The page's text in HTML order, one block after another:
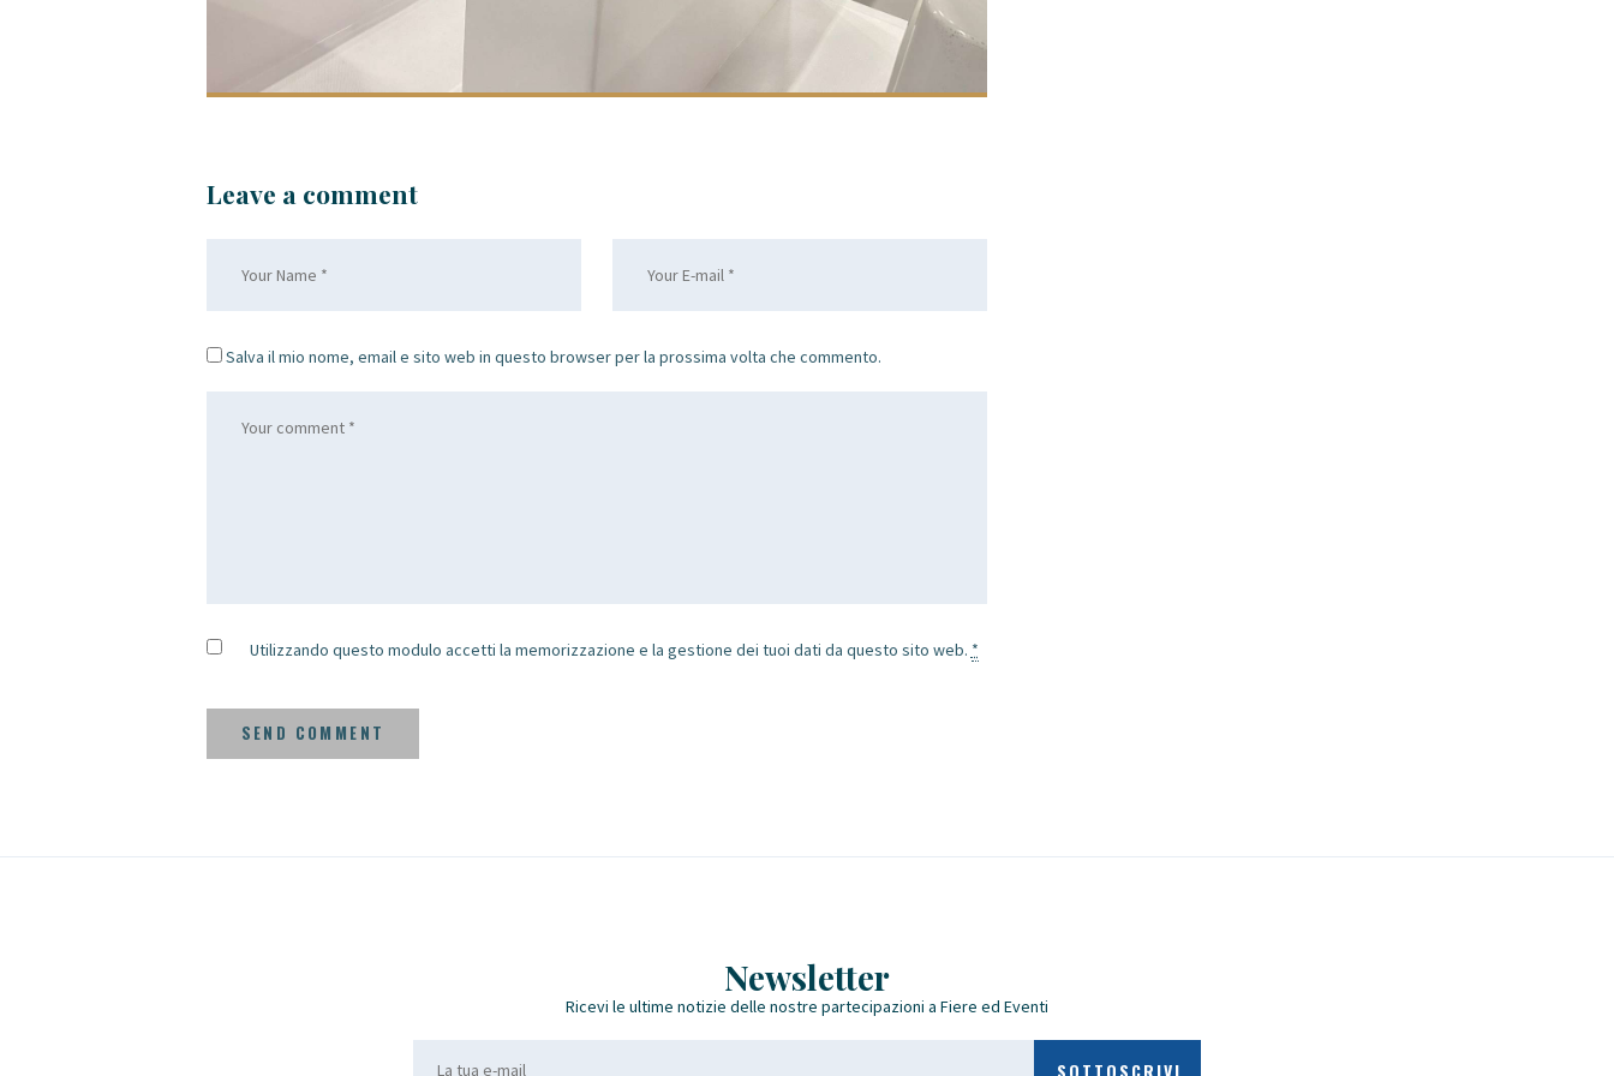
Leave a comment
Salva il mio nome, email e sito web in questo browser per la prossima volta che commento.
Utilizzando questo modulo accetti la memorizzazione e la gestione dei tuoi dati da questo sito web. *
Newsletter
Ricevi le ultime notizie delle nostre partecipazioni a Fiere ed Eventi